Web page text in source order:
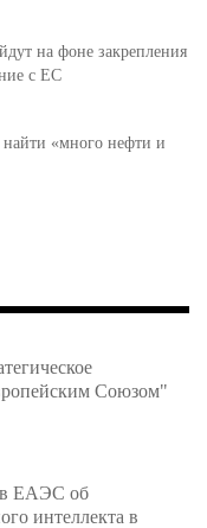
на фоне закрепления
с ЕС
найти «много нефти и
Союзом"
ЕАЭС об
интеллекта в